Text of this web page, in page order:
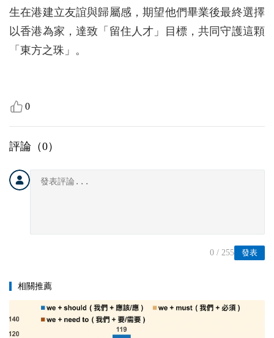
生在港建立友誼與歸屬感，期望他們畢業後最終選擇
以香港為家，達致「留住人才」目標，共同守護這顆
「東方之珠」。
0
評論（0）
發表
0 / 255
相關推薦